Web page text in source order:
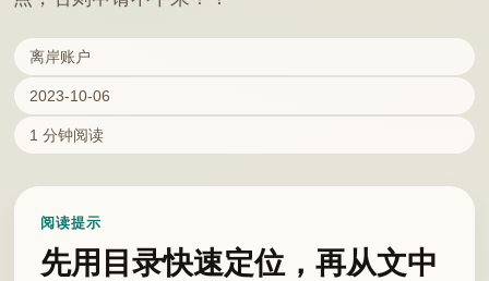
离岸账户
2023-10-06
1 分钟阅读
阅读提示
先用目录快速定位，再从文中